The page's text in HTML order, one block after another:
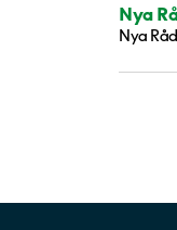
Nya
Nya